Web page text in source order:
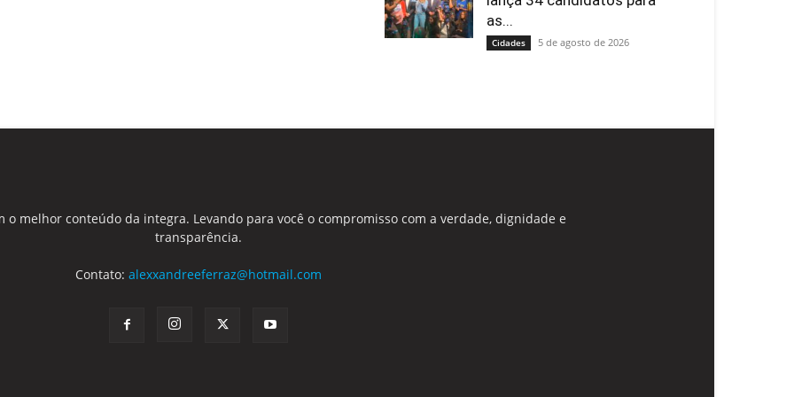
as...
Cidades 5 de agosto de 2026
o melhor conteúdo da integra. Levando para você o compromisso com a verdade, dignidade e
transparência.
Contato: alexxandreeferraz@hotmail.com